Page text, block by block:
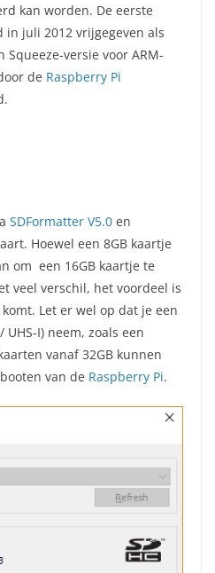
kan worden. De eerste
in juli 2012 vrijgegeven als
versie voor ARM-
de Raspberry Pi
SDFormatter V5.0 en
Hoewel een 8GB kaartje
om een 16GB kaartje te
veel verschil, het voordeel is
Let er wel op dat je een
UHS-I) neem, zoals een
vanaf 32GB kunnen
van de Raspberry Pi.